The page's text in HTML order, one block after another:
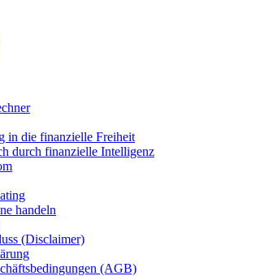
in die finanzielle Freiheit
durch finanzielle Intelligenz
handeln
(Disclaimer)
(AGB)